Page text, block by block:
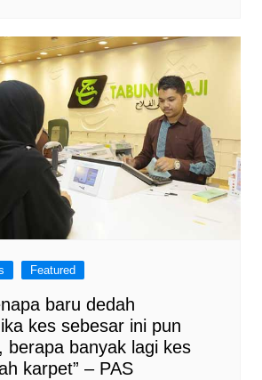
Featured
baru dedah
kes sebesar ini pun
berapa banyak lagi kes
karpet” – PAS